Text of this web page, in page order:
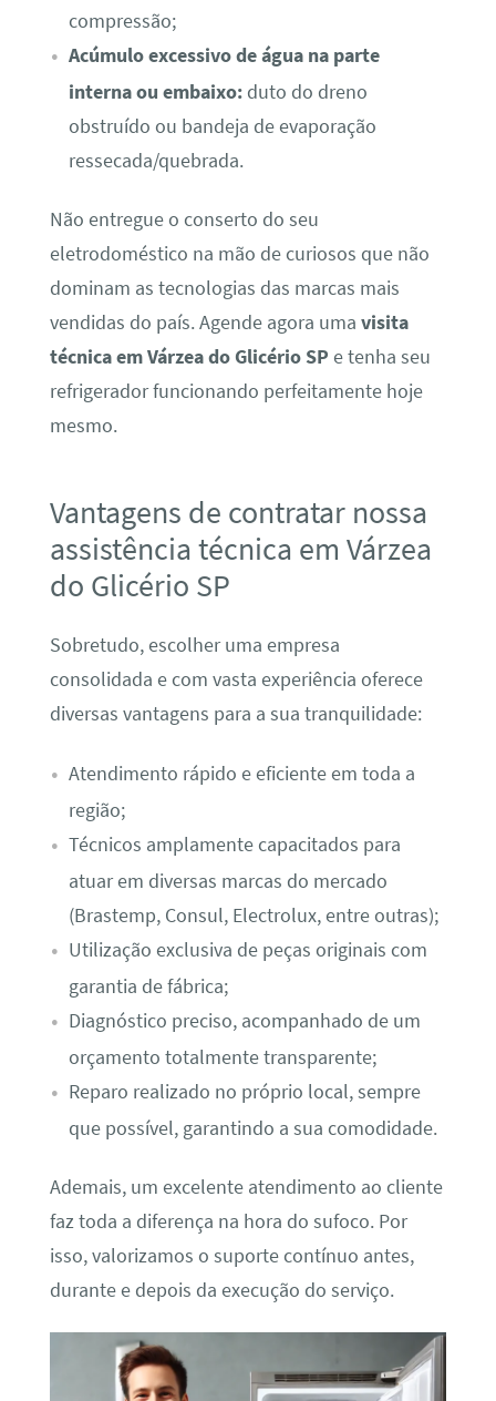
compressão;
Acúmulo excessivo de água na parte
interna ou embaixo:duto do dreno
obstruído ou bandeja de evaporação
ressecada/quebrada.
Não entregue o conserto do seu
eletrodoméstico na mão de curiosos que não
dominam as tecnologias das marcas mais
vendidas do país. Agende agora uma visita
técnica em Várzea do Glicério SP e tenha seu
refrigerador funcionando perfeitamente hoje
mesmo.
Vantagens de contratar nossa
assistência técnica em Várzea
do Glicério SP
Sobretudo, escolher uma empresa
consolidada e com vasta experiência oferece
diversas vantagens para a sua tranquilidade:
Atendimento rápido e eficiente em toda a
região;
Técnicos amplamente capacitados para
atuar em diversas marcas do mercado
(Brastemp, Consul, Electrolux, entre outras);
Utilização exclusiva de peças originais com
garantia de fábrica;
Diagnóstico preciso, acompanhado de um
orçamento totalmente transparente;
Reparo realizado no próprio local, sempre
que possível, garantindo a sua comodidade.
Ademais, um excelente atendimento ao cliente
faz toda a diferença na hora do sufoco. Por
isso, valorizamos o suporte contínuo antes,
durante e depois da execução do serviço.